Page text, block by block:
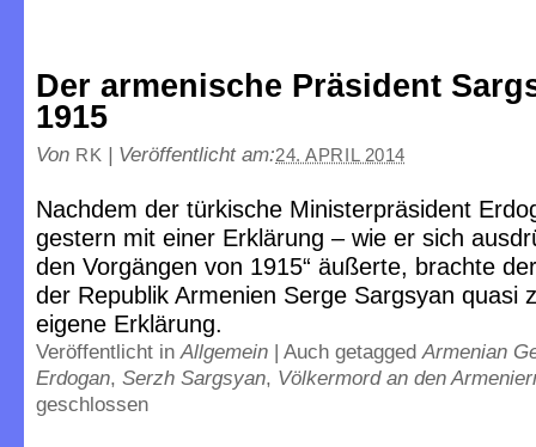
Der armenische Präsident
1915
Von RK | Veröffentlicht am:24. APRIL 2014
Nachdem der türkische Ministerpräsident
gestern mit einer Erklärung – wie er sich
den Vorgängen von 1915“ äußerte, brachte
der Republik Armenien Serge Sargsyan quasi
eigene Erklärung.
Veröffentlicht inAllgemein | Auch getaggedArmenian
Erdogan, Serzh Sargsyan, Völkermord an den
geschlossen